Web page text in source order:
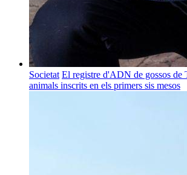
Societat El registre d'ADN de gossos de
animals inscrits en els primers sis mesos